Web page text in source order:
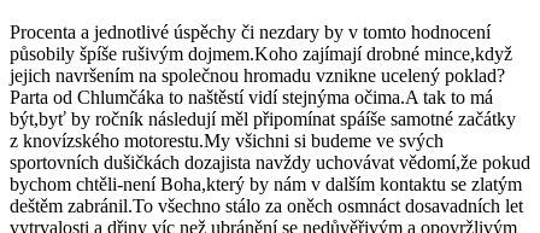
Procenta a jednotlivé úspěchy či nezdary by v tomto hodnocení
působily špíše rušivým dojmem.Koho zajímají drobné mince,když
jejich navršením na společnou hromadu vznikne ucelený poklad?
Parta od Chlumčáka to naštěstí vidí stejnýma očima.A tak to má
být,byť by ročník následují měl připomínat spáíše samotné začátky
z knovízského motorestu.My všichni si budeme ve svých
sportovních dušičkách dozajista navždy uchovávat vědomí,že pokud
bychom chtěli-není Boha,který by nám v dalším kontaktu se zlatým
deštěm zabránil.To všechno stálo za oněch osmnáct dosavadních let
vytrvalosti a dřiny víc než ubránění se nedůvěřivým a opovržlivým